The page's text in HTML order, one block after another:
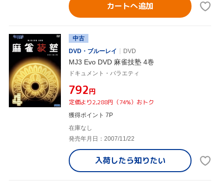
カートへ追加
中古
DVD・ブルーレイ
DVD
MJ3 Evo DVD 麻雀技塾 4巻
ドキュメント・バラエティ
¥792円
定価より2,288円（74%）おトク
獲得ポイント 7P
在庫なし
発売年月日：2007/11/22
入荷したら知りたい